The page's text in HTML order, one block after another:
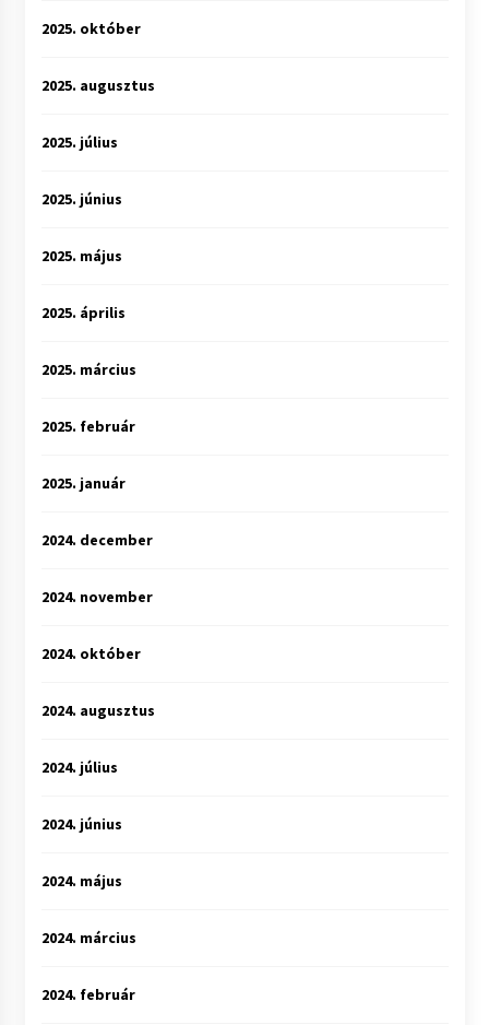
2025. október
2025. augusztus
2025. július
2025. június
2025. május
2025. április
2025. március
2025. február
2025. január
2024. december
2024. november
2024. október
2024. augusztus
2024. július
2024. június
2024. május
2024. március
2024. február